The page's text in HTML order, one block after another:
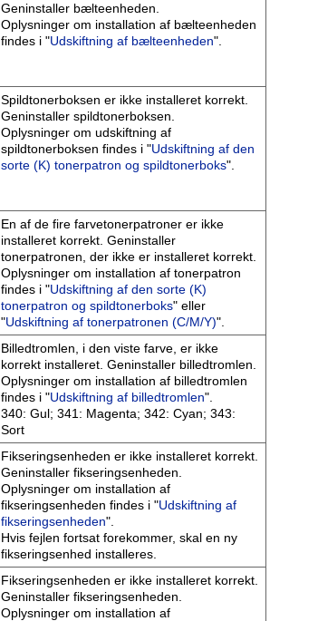
Geninstaller bælteenheden.
Oplysninger om installation af bælteenheden
findes i "Udskiftning af bælteenheden".
Spildtonerboksen er ikke installeret korrekt.
Geninstaller spildtonerboksen.
Oplysninger om udskiftning af
spildtonerboksen findes i "Udskiftning af den
sorte (K) tonerpatron og spildtonerboks".
En af de fire farvetonerpatroner er ikke
installeret korrekt. Geninstaller
tonerpatronen, der ikke er installeret korrekt.
Oplysninger om installation af tonerpatron
findes i "Udskiftning af den sorte (K)
tonerpatron og spildtonerboks" eller
"Udskiftning af tonerpatronen (C/M/Y)".
Billedtromlen, i den viste farve, er ikke
korrekt installeret. Geninstaller billedtromlen.
Oplysninger om installation af billedtromlen
findes i "Udskiftning af billedtromlen".
340: Gul; 341: Magenta; 342: Cyan; 343:
Sort
Fikseringsenheden er ikke installeret korrekt.
Geninstaller fikseringsenheden.
Oplysninger om installation af
fikseringsenheden findes i "Udskiftning af
fikseringsenheden".
Hvis fejlen fortsat forekommer, skal en ny
fikseringsenhed installeres.
Fikseringsenheden er ikke installeret korrekt.
Geninstaller fikseringsenheden.
Oplysninger om installation af